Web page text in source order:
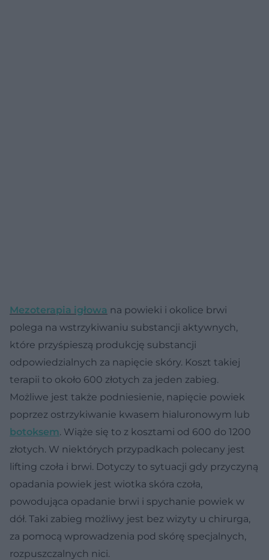
Mezoterapia igłowa na powieki i okolice brwi
polega na wstrzykiwaniu substancji aktywnych,
które przyśpieszą produkcję substancji
odpowiedzialnych za napięcie skóry. Koszt takiej
terapii to około 600 złotych za jeden zabieg.
Możliwe jest także podniesienie, napięcie powiek
poprzez ostrzykiwanie kwasem hialuronowym lub
botoksem. Wiąże się to z kosztami od 600 do 1200
złotych. W niektórych przypadkach polecany jest
lifting czoła i brwi. Dotyczy to sytuacji gdy przyczyną
opadania powiek jest wiotka skóra czoła,
powodująca opadanie brwi i spychanie powiek w
dół. Taki zabieg możliwy jest bez wizyty u chirurga,
za pomocą wprowadzenia pod skórę specjalnych,
rozpuszczalnych nici.